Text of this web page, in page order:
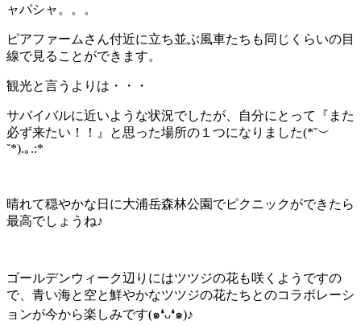
ャパシャ。。。
ピアファームさん付近に立ち並ぶ風車たちも同じくらいの目
線で見ることができます。
観光と言うよりは・・・
サバイバルに近いような状況でしたが、自分にとって『また
必ず来たい！！』と思った場所の１つになりました(*˘︶
˘*).｡.:*
晴れて穏やかな日に大浦岳森林公園でピクニックができたら
最高でしょうね♪
ゴールデンウィーク辺りにはツツジの花も咲くようですの
で、青い海と空と鮮やかなツツジの花たちとのコラボレーシ
ョンが今から楽しみです(๑❛ᴗ❛๑)♪